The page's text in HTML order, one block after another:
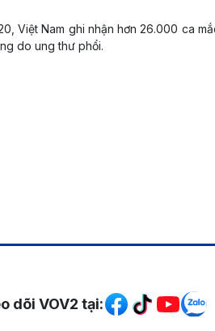
Việt Nam ghi nhận hơn 26.000 ca
do ung thư phổi.
xã hội
dõi VOV2 tại: